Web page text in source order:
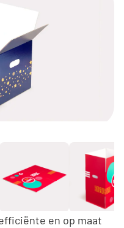
en op maat